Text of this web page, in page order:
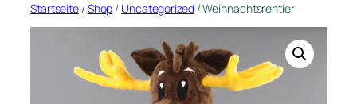
Startseite /Shop / Uncategorized/ Weihnachtsrentier